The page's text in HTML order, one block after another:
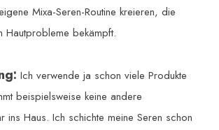
Mixa-Seren-Routine kreieren, die
Hautprobleme bekämpft.
Ich verwende ja schon viele Produkte
beispielsweise keine andere
ins Haus. Ich schichte meine Seren schon